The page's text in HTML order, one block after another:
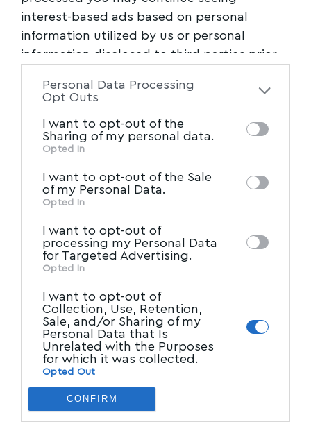
interest-based ads based on personal
information utilized by us or personal
information disclosed to third parties prior
of the further disclosure of your personal
of downstream participants. This
information may also be disclosed by us to
Participantsthat may further disclose it to
other third parties.
Personal Data Processing
Opt Outs
I want to opt-out of the
Sharing of my personal data.
Opted In
I want to opt-out of the Sale
of my Personal Data.
Opted In
I want to opt-out of
processing my Personal Data
for Targeted Advertising.
Opted In
I want to opt-out of
Collection, Use, Retention,
Sale, and/or Sharing of my
Personal Data that Is
Unrelated with the Purposes
for which it was collected.
Opted Out
CONFIRM